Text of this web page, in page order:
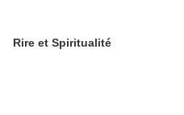
Rire et Spiritualité